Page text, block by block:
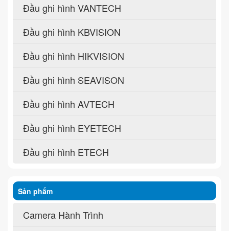
Đầu ghi hình VANTECH
Đầu ghi hình KBVISION
Đầu ghi hình HIKVISION
Đầu ghi hình SEAVISON
Đầu ghi hình AVTECH
Đầu ghi hình EYETECH
Đầu ghi hình ETECH
Sản phẩm
Camera Hành Trình